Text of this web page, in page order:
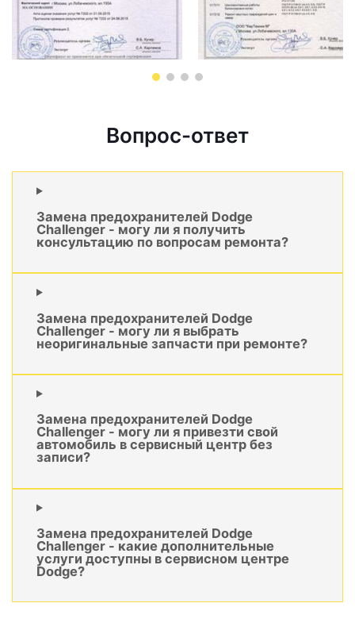
Вопрос-ответ
Замена предохранителей Dodge
Challenger - могу ли я получить
консультацию по вопросам ремонта?
Замена предохранителей Dodge
Challenger - могу ли я выбрать
неоригинальные запчасти при ремонте?
Замена предохранителей Dodge
Challenger - могу ли я привезти свой
автомобиль в сервисный центр без
записи?
Замена предохранителей Dodge
Challenger - какие дополнительные
услуги доступны в сервисном центре
Dodge?